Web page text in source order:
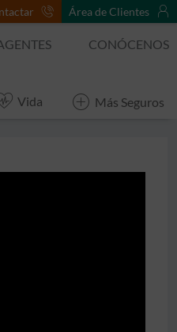
Área de Clientes
Vida Más Seguros
CONÓCENOS